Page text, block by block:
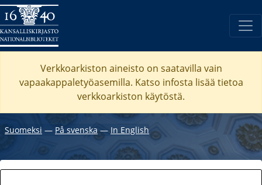
Verkkoarkiston aineisto on saatavilla vain
vapaakappaletyöasemilla. Katso infosta lisää tietoa
verkkoarkiston käytöstä.
Suomeksi ― På svenska― In English